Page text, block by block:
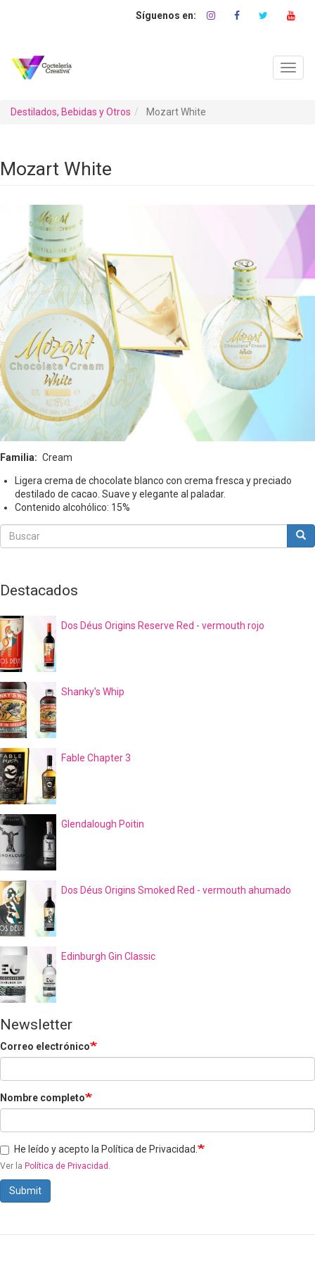
Destilados, Bebidas y Otros Mozart White
Mozart White
Familia Cream
Ligera crema de chocolate blanco con crema fresca y preciado
destilado de cacao. Suave y elegante al paladar.
Contenido alcohólico: 15%
Buscar
Buscar
Destacados
Dos Déus Origins Reserve Red - vermouth rojo
Shanky's Whip
Fable Chapter 3
Glendalough Poitin
Dos Déus Origins Smoked Red - vermouth ahumado
Edinburgh Gin Classic
Newsletter
Correo electrónico
Nombre completo
He leído y acepto la Política de Privacidad.
Ver la Política de Privacidad .
Submit